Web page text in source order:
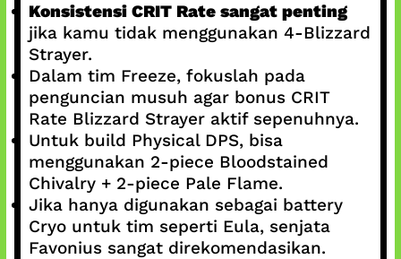
Konsistensi CRIT Rate sangat penting
jika kamu tidak menggunakan 4-Blizzard
Strayer.
Dalam tim Freeze, fokuslah pada
penguncian musuh agar bonus CRIT
Rate Blizzard Strayer aktif sepenuhnya.
Untuk build Physical DPS, bisa
menggunakan 2-piece Bloodstained
Chivalry + 2-piece Pale Flame.
Jika hanya digunakan sebagai battery
Cryo untuk tim seperti Eula, senjata
Favonius sangat direkomendasikan.